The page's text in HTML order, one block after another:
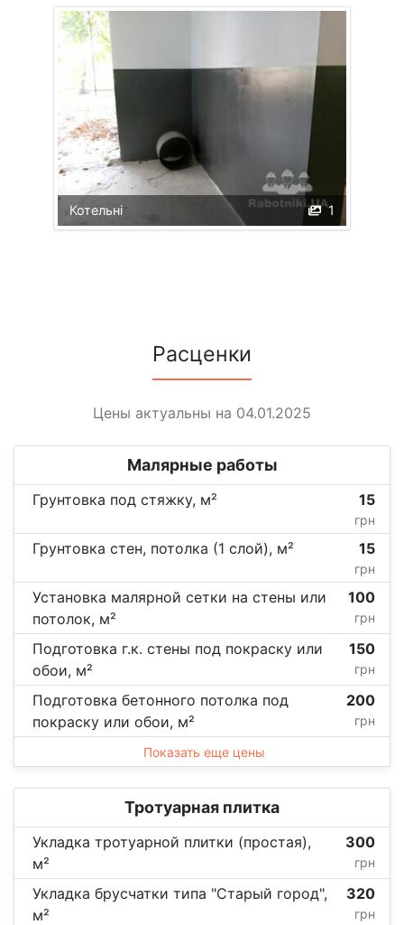
1
Котельні
Расценки
Цены актуальны на 04.01.2025
Малярные работы
Грунтовка под стяжку, м² 15
грн
Грунтовка стен, потолка (1 слой), м² 15
грн
Установка малярной сетки на стены или
потолок, м²
100
грн
Подготовка г.к. стены под покраску или
обои, м²
150
грн
Подготовка бетонного потолка под
покраску или обои, м²
200
грн
Показать еще цены
Тротуарная плитка
Укладка тротуарной плитки (простая),
м²
300
грн
Укладка брусчатки типа "Старый город",
м²
320
грн